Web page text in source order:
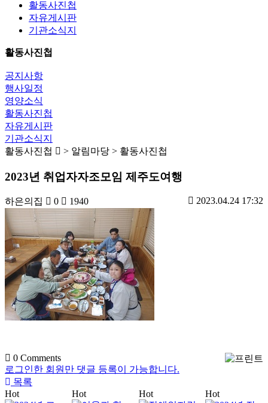
활동사진첩
자유게시판
기관소식지
활동사진첩
공지사항
행사일정
영양소식
활동사진첩
자유게시판
기관소식지
활동사진첩
> 알림마당 > 활동사진첩
2023년 취업자자조모임 제주도여행
하은의집 0 1940 2023.04.24 17:32
0 Comments
로그인한 회원만 댓글 등록이 가능합니다.
목록
Hot
Hot Hot Hot